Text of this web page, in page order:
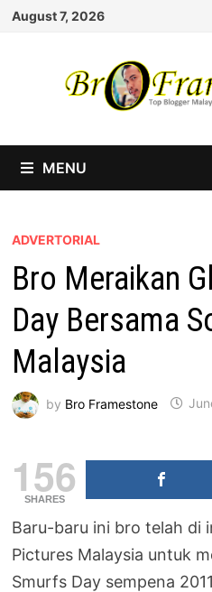
Skip
August 7, 2026
MENU
ADVERTORIAL
Bro Meraikan
Day Bersama
Malaysia
by Bro Framestone
156
SHARES
Baru-baru ini bro telah di
Pictures Malaysia untuk
Smurfs Day sempena